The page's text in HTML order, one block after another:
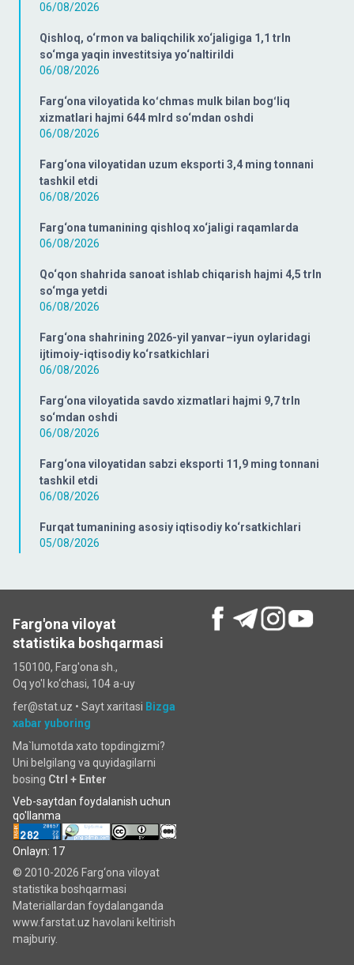
06/08/2026
Qishloq, o‘rmon va baliqchilik xo‘jaligiga 1,1 trln
so‘mga yaqin investitsiya yo‘naltirildi
06/08/2026
Farg‘ona viloyatida koʻchmas mulk bilan bogʻliq
xizmatlari hajmi 644 mlrd so‘mdan oshdi
06/08/2026
Farg‘ona viloyatidan uzum eksporti 3,4 ming tonnani
tashkil etdi
06/08/2026
Farg‘ona tumanining qishloq xo‘jaligi raqamlarda
06/08/2026
Qo‘qon shahrida sanoat ishlab chiqarish hajmi 4,5 trln
so‘mga yetdi
06/08/2026
Farg‘ona shahrining 2026-yil yanvar–iyun oylaridagi
ijtimoiy-iqtisodiy ko‘rsatkichlari
06/08/2026
Farg‘ona viloyatida savdo xizmatlari hajmi 9,7 trln
so‘mdan oshdi
06/08/2026
Farg‘ona viloyatidan sabzi eksporti 11,9 ming tonnani
tashkil etdi
06/08/2026
Furqat tumanining asosiy iqtisodiy ko‘rsatkichlari
05/08/2026
Farg'ona viloyat
statistika boshqarmasi
150100, Farg'ona sh.,
Oq yo'l ko‘chаsi, 104 a-uy
fer@stat.uz • Sayt xaritasi Bizga
xabar yuboring
Ma`lumotda xato topdingizmi?
Uni belgilang va quyidagilarni
bosing Ctrl + Enter
Veb-saytdan foydalanish uchun
qo'llanma
Onlayn: 17
© 2010-2026 Farg‘ona viloyat
statistika boshqarmasi
Materiallardan foydalanganda
www.farstat.uz havolani keltirish
majburiy.